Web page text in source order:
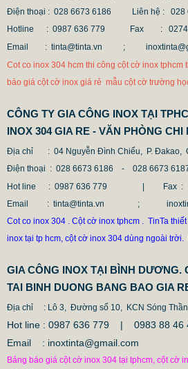
MẪU CỘT CỜ INOX
Điện thoại : 028 6673 6186
Liên hệ : 028
Hotline : 0987 636 779 Fax
: 0274
Email : tinta@tinta.vn ;
Cot co inox 304 hcm thi công cột cờ inox tphcm
báo giá cột cờ inox giá rẻ mẫu cột cờ trường
CÔNG TY GIA CÔNG INOX TẠI
INOX 304 GIA RE - VĂN PHÒNG CHI
Địa chỉ
: 04 Nguyễn Đình Chiểu, P. Đakao,
Điện thoại : 028 6673 6186 - 028 6673
Hot line
: 0987 636 779 | Fax :
Email
: tinta@tinta.vn ;
Cot co inox 304 . Cột cờ inox tphcm . TinTa
inox tại tp hcm, cột cờ inox 304 dùng ngoài trời.
GIA CÔNG INOX TẠI BÌNH DƯƠNG.
TAI BINH DUONG BANG BAO GIA
Địa chỉ : Lô 3, Đường số 10, KCN Sóng
Hot line : 0987 636 779 | 0983 88
Email :
Bảng báo giá cột cờ inox 304 tại tphcm, cột cờ